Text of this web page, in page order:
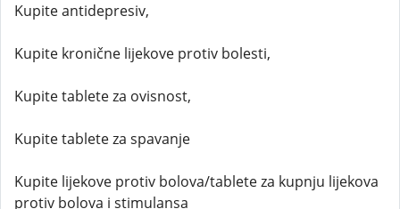
Kupite antidepresiv,
Kupite kronične lijekove protiv bolesti,
Kupite tablete za ovisnost,
Kupite tablete za spavanje
Kupite lijekove protiv bolova/tablete za kupnju lijekova
protiv bolova i stimulansa